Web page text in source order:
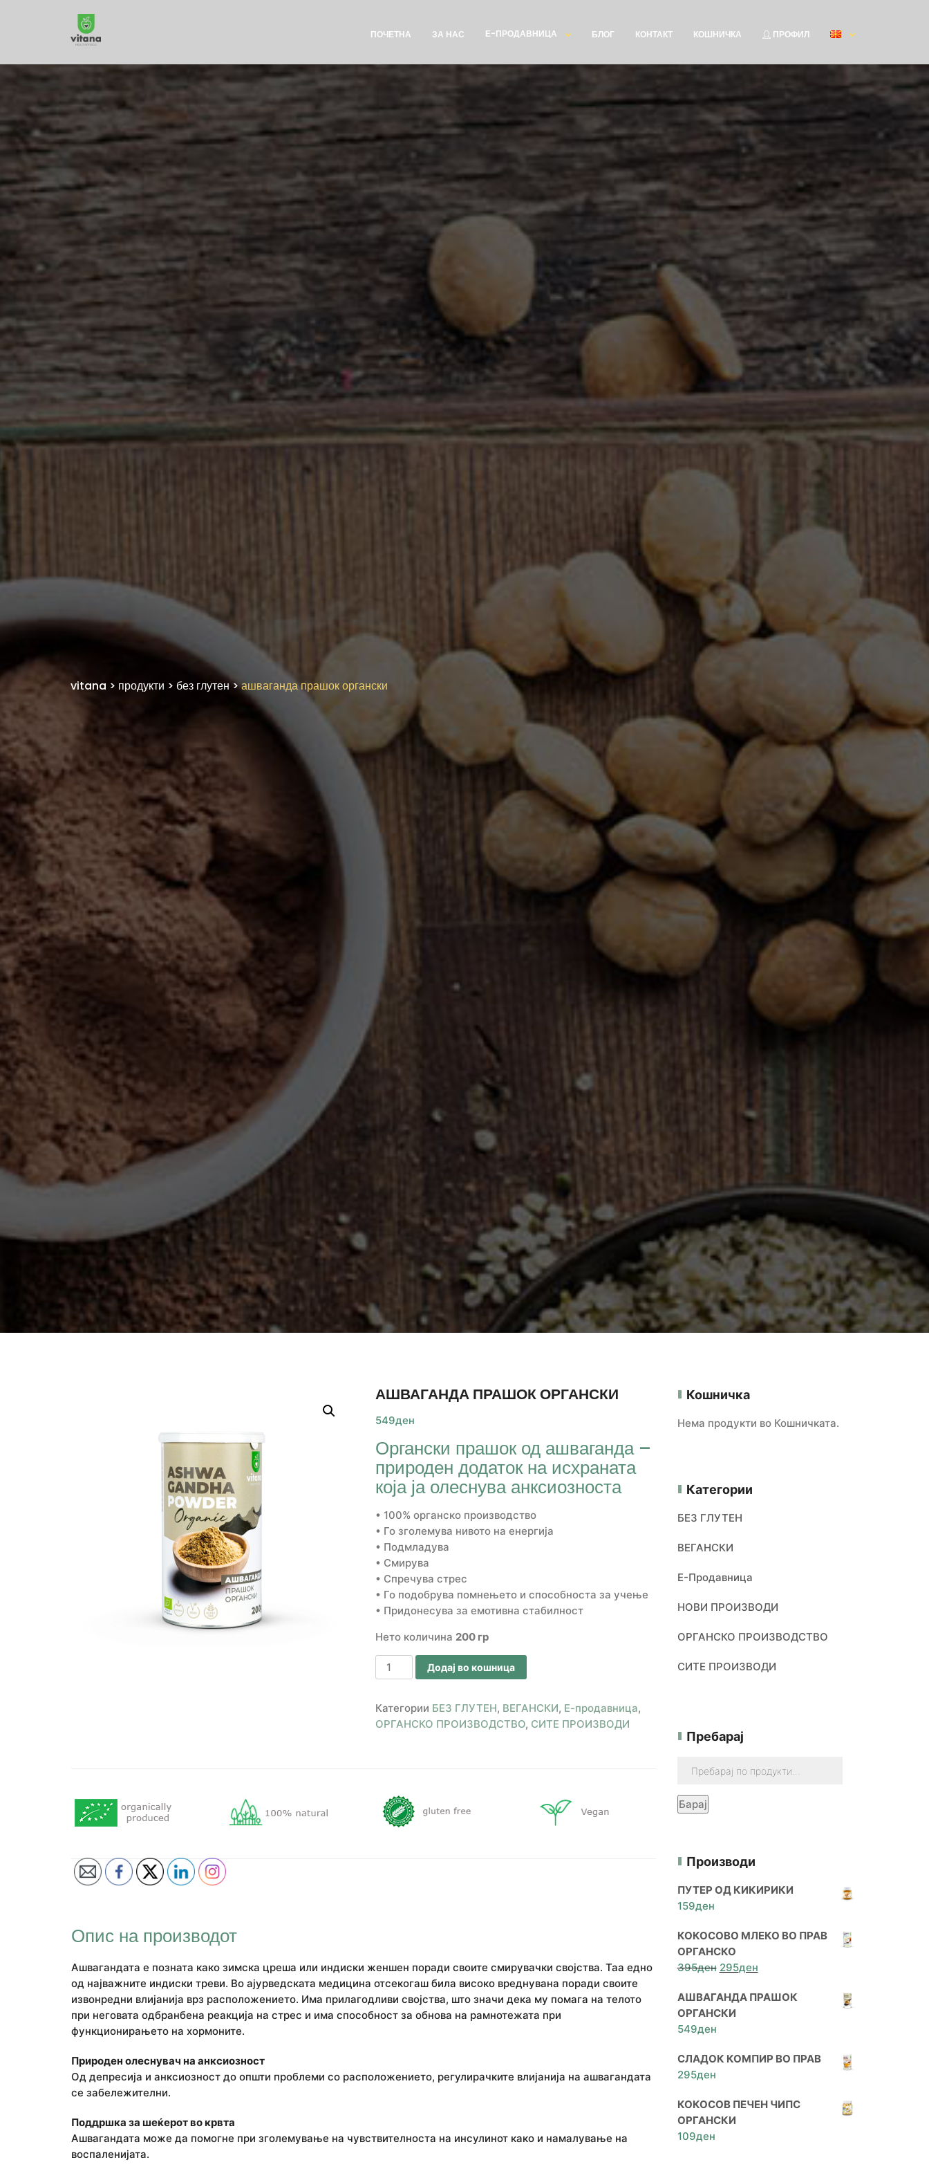
ПОЧЕТНА ЗА НАС Е-ПРОДАВНИЦА БЛОГ КОНТАКТ КОШНИЧКА ПРОФИЛ
vitana > продукти > без глутен>ашваганда прашок органски
АШВАГАНДА ПРАШОК ОРГАНСКИ
549ден
Органски прашок од ашваганда –
природен додаток на исхраната
која ја олеснува анксиозноста
• 100% органско производство
• Го зголемува нивото на енергија
• Подмладува
• Смирува
• Спречува стрес
• Го подобрува помнењето и способноста за учење
• Придонесува за емотивна стабилност
Нето количина 200 гр
Додај во кошница
Категории БЕЗ ГЛУТЕН, ВЕГАНСКИ, Е-продавница,
ОРГАНСКО ПРОИЗВОДСТВО, СИТЕ ПРОИЗВОДИ
Опис на производот
Ашвагандата е позната како зимска цреша или индиски женшен поради своите смирувачки својства. Таа едно
од најважните индиски треви. Во ајурведската медицина отсекогаш била високо вреднувана поради своите
извонредни влијанија врз расположението. Има прилагодливи својства, што значи дека му помага на телото
при неговата одбранбена реакција на стрес и има способност за обнова на рамнотежата при
функционирањето на хормоните.
Природен олеснувач на анксиозност
Од депресија и анксиозност до општи проблеми со расположението, регулирачките влијанија на ашвагандата
се забележителни.
Поддршка за шеќерот во крвта
Ашвагандата може да помогне при зголемување на чувствителноста на инсулинот како и намалување на
воспаленијата.
Кошничка
Нема продукти во Кошничката.
Категории
БЕЗ ГЛУТЕН
ВЕГАНСКИ
Е-Продавница
НОВИ ПРОИЗВОДИ
ОРГАНСКО ПРОИЗВОДСТВО
СИТЕ ПРОИЗВОДИ
Пребарај
Барај
Производи
ПУТЕР ОД КИКИРИКИ
159ден
КОКОСОВО МЛЕКО ВО ПРАВ
ОРГАНСКО
395ден Original
was:
395ден.
295денCurrent
is:
АШВАГАНДА ПРАШОК
ОРГАНСКИ
549ден
СЛАДОК КОМПИР ВО ПРАВ
295ден
КОКОСОВ ПЕЧЕН ЧИПС
ОРГАНСКИ
109ден